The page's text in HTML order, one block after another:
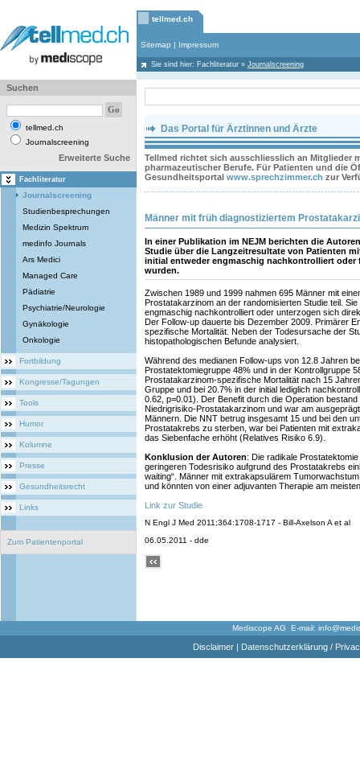
tellmed.ch
Sitemap | Impressum
Sie sind hier: Fachliteratur » Journalscreening
Suchen
tellmed.ch
Journalscreening
Erweiterte Suche
Fachliteratur
Journalscreening
Studienbesprechungen
Medizin Spektrum
medinfo Journals
Ars Medici
Managed Care
Pädiatrie
Psychiatrie/Neurologie
Gynäkologie
Onkologie
Fortbildung
Kongresse/Tagungen
Tools
Humor
Kolumne
Presse
Gesundheitsrecht
Links
Zum Patientenportal
Das Portal für Ärztinnen und Ärzte
Tellmed richtet sich ausschliesslich an Mitglieder
pharmazeutischer Berufe. Für Patienten und die
Gesundheitsportal www.sprechzimmer.ch zur
Männer mit früh diagnostiziertem
In einer Publikation im NEJM berichten die
Studie über die Langzeitresultate von Patienten
initial entweder engmaschig nachkontrolliert
wurden.
Zwischen 1989 und 1999 nahmen 695 Männer mit
Prostatakarzinom an der randomisierten Studie teil.
engmaschig nachkontrolliert oder unterzogen sich
Der Follow-up dauerte bis Dezember 2009. Primärer
spezifische Mortalität. Neben der Todesursache der
histopathologischen Befunde analysiert.
Während des medianen Follow-ups von 12.8 Jahren
Prostatektomiegruppe 48% und in der Kontrollgruppe
Prostatakarzinom-spezifische Mortalität nach 15
Gruppe und bei 20.7% in der initial lediglich
0.62, p=0.01). Der Benefit durch die Operation
Niedrigrisiko-Prostatakarzinom und war am
Männern. Die NNT betrug insgesamt 15 und bei den
Prostatakrebs zu sterben, war bei Patienten mit
das Siebenfache erhöht (Relatives Risiko 6.9).
Konklusion der Autoren: Die radikale
geringeren Todesrisiko aufgrund des Prostatakrebs
waiting“. Männer mit extrakapsulärem
und könnten von einer adjuvanten Therapie am
Link zur Studie
N Engl J Med 2011;364:1708-1717 - Bill-Axelson A et al
06.05.2011 - dde
Mediscope AG E-mail:
Disclaimer| Datenschutzerklärung /